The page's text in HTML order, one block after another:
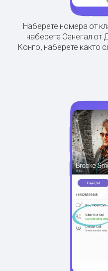
Наберете номера от
наберете Сенегал от
Конго, наберете както